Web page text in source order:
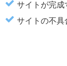
サイトが完成
サイトの不具